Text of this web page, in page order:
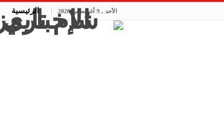
الأحد , 9 أغسطس 2026 الرئيسية